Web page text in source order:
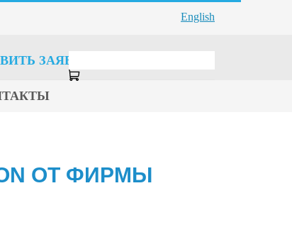
English
ЗАЯВКУ
ОТ ФИРМЫ